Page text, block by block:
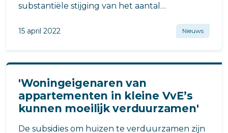
substantiële stijging van het aantal
verduurzamingsmaatregelen zijn
meegefinancierd de afgelopen drie jaar.
15 april 2022 Nieuws
'Woningeigenaren van
appartementen in kleine VvE’s
kunnen moeilijk verduurzamen'
De subsidies om huizen te verduurzamen zijn